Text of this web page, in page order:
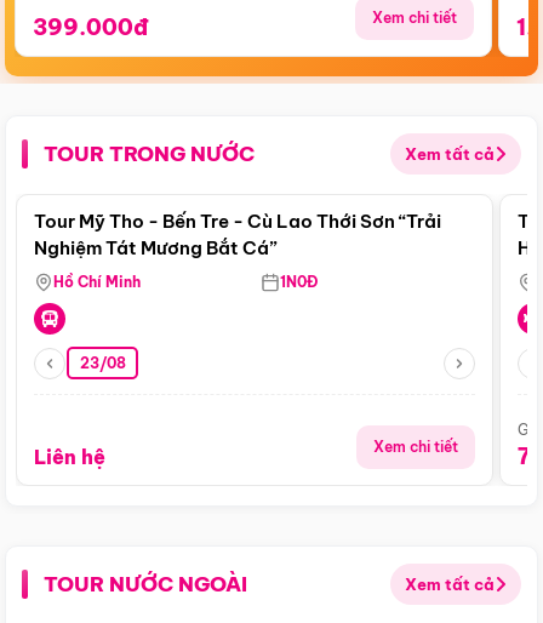
399.000đ Xem chi tiết
TOUR TRONG NƯỚC Xem tất cả
Điểm nổi bật
Tour Mỹ Tho - Bến Tre - Cù Lao Thới Sơn “Trải
Nghiệm Tát Mương Bắt Cá”
Hồ Chí Minh 1N0Đ
23/08
Liên hệ Xem chi tiết
TOUR NƯỚC NGOÀI Xem tất cả
Điểm nổi bật